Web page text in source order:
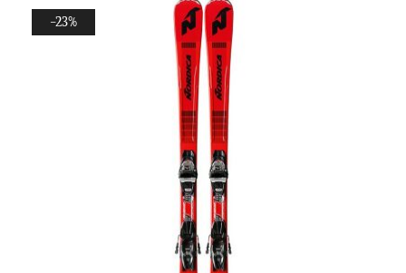
era:
€ 850,00.
-23%